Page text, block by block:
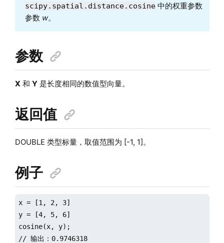
scipy.spatial.distance.cosine中的权重参数
参数 w。
参数
X 和 Y是长度相同的数值型向量。
返回值
DOUBLE 类型标量，取值范围为 [-1, 1]。
例子
x = [1, 2, 3]
y = [4, 5, 6]
cosine(x, y);
// 输出：0.9746318